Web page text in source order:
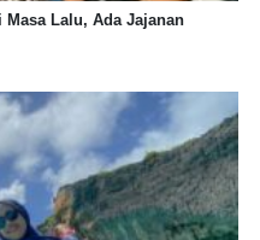
Masa Lalu, Ada Jajanan